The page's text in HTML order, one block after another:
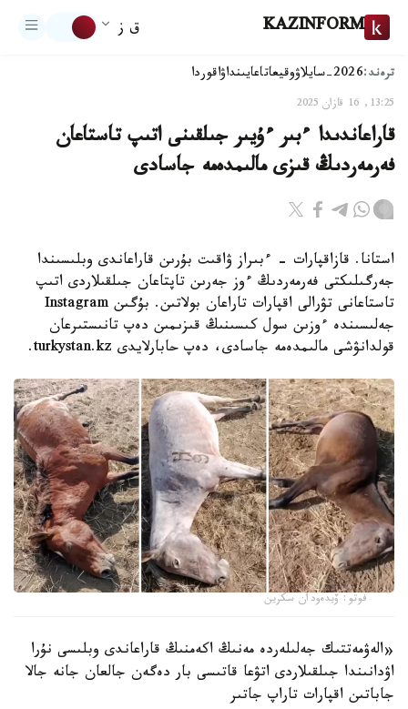
KAZINFORM ق ز
ترەند:2026-سايلاۋ وقيعاتاعايىنداۋاقوردا
13:25, 16 قازان 2025
قاراعاندىدا ءبىر ءۇيىر جىلقىنى اتىپ تاستاعان
فەرمەردىڭ قىزى مالىمدەمە جاسادى
استانا. قازاقپارات - ءبىراز ۋاقىت بۇرىن قاراعاندى وبلىسىندا
جەرگىلىكتى فەرمەردىڭ ءوز جەرىن تاپتاعان جىلقىلاردى اتىپ
تاستاعانى تۋرالى اقپارات تاراعان بولاتىن. بۇگىن Instagram
جەلىسىندە ءوزىن سول كىسىنىڭ قىزىمىن دەپ تانىستىرعان
قولدانۋشى مالىمدەمە جاسادى، دەپ حابارلايدى turkystan.kz.
فوتو: ۆيدەودان سكرين
«الەۋمەتتىك جەلىلەردە مەنىڭ اكەمنىڭ قاراعاندى وبلىسى نۇرا
اۋدانىندا جىلقىلاردى اتۋعا قاتىسى بار دەگەن جالعان جانە جالا
جاباتىن اقپارات تاراپ جاتىر